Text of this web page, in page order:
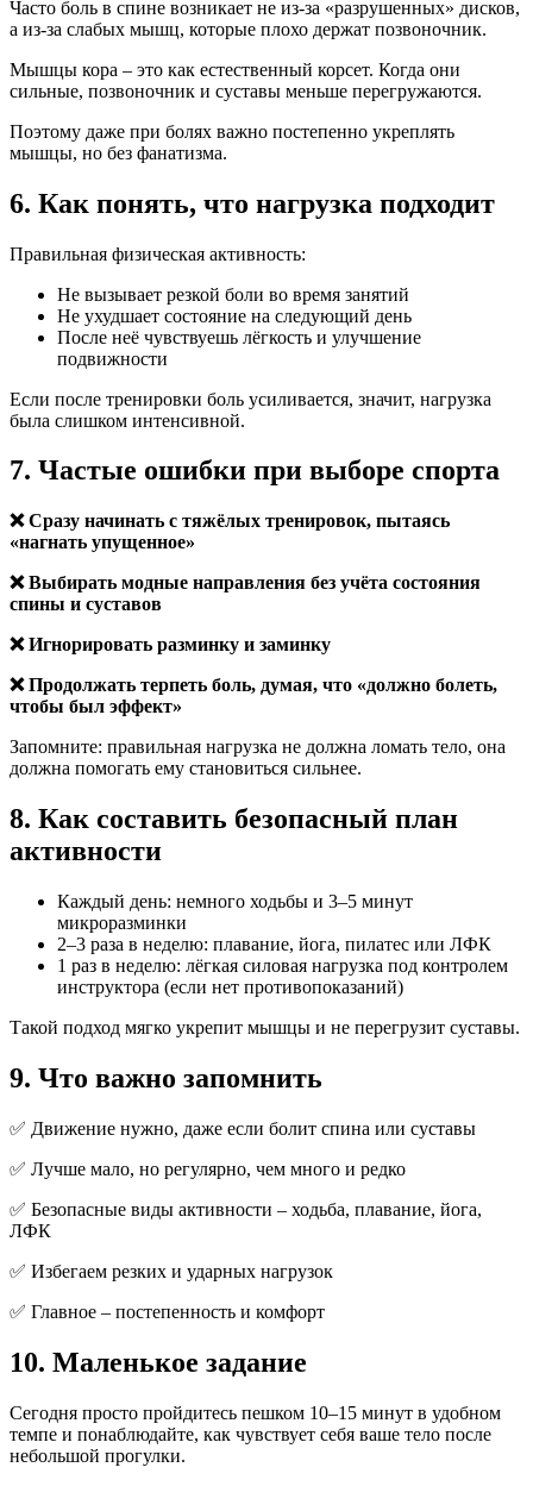
Часто боль в спине возникает не из-за «разрушенных» дисков,
а из-за слабых мышц, которые плохо держат позвоночник.
Мышцы кора – это как естественный корсет. Когда они
сильные, позвоночник и суставы меньше перегружаются.
Поэтому даже при болях важно постепенно укреплять
мышцы, но без фанатизма.
6. Как понять, что нагрузка подходит
Правильная физическая активность:
Не вызывает резкой боли во время занятий
Не ухудшает состояние на следующий день
После неё чувствуешь лёгкость и улучшение
подвижности
Если после тренировки боль усиливается, значит, нагрузка
была слишком интенсивной.
7. Частые ошибки при выборе спорта
❌ Сразу начинать с тяжёлых тренировок, пытаясь
«нагнать упущенное»
❌ Выбирать модные направления без учёта состояния
спины и суставов
❌ Игнорировать разминку и заминку
❌ Продолжать терпеть боль, думая, что «должно болеть,
чтобы был эффект»
Запомните: правильная нагрузка не должна ломать тело, она
должна помогать ему становиться сильнее.
8. Как составить безопасный план
активности
Каждый день: немного ходьбы и 3–5 минут
микроразминки
2–3 раза в неделю: плавание, йога, пилатес или ЛФК
1 раз в неделю: лёгкая силовая нагрузка под контролем
инструктора (если нет противопоказаний)
Такой подход мягко укрепит мышцы и не перегрузит суставы.
9. Что важно запомнить
✅ Движение нужно, даже если болит спина или суставы
✅ Лучше мало, но регулярно, чем много и редко
✅ Безопасные виды активности – ходьба, плавание, йога,
ЛФК
✅ Избегаем резких и ударных нагрузок
✅ Главное – постепенность и комфорт
10. Маленькое задание
Сегодня просто пройдитесь пешком 10–15 минут в удобном
темпе и понаблюдайте, как чувствует себя ваше тело после
небольшой прогулки.